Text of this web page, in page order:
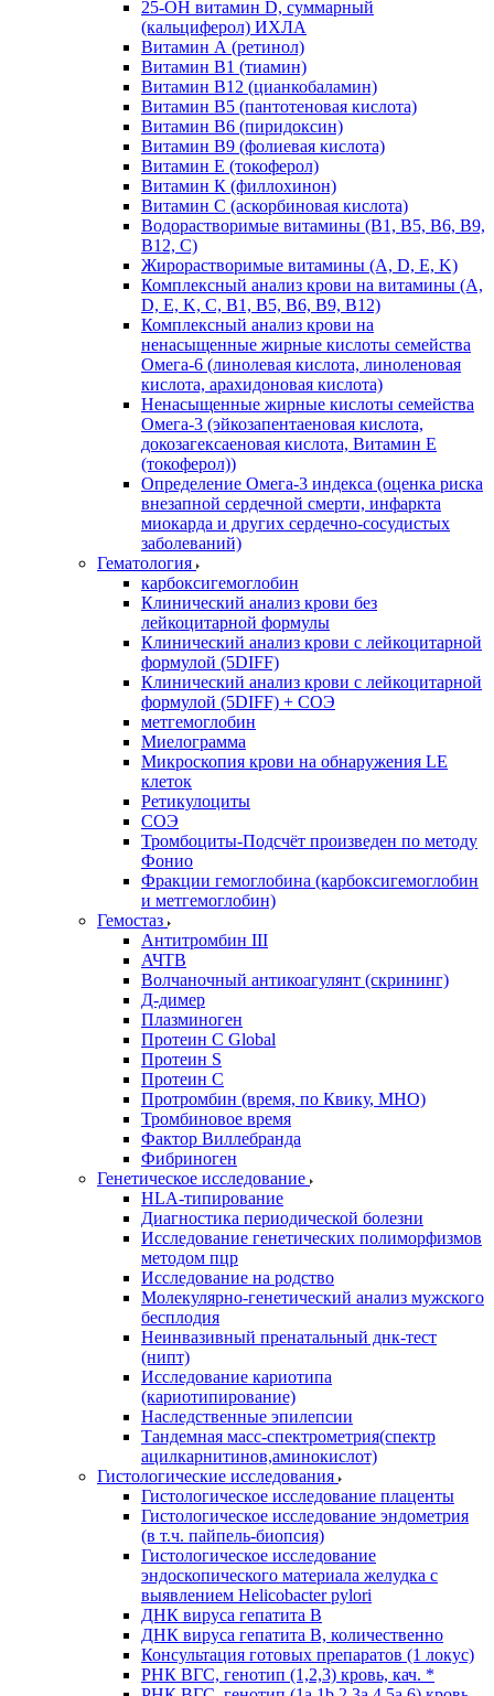
25-OH витамин D, суммарный
(кальциферол) ИХЛА
Витамин А (ретинол)
Витамин В1 (тиамин)
Витамин В12 (цианкобаламин)
Витамин В5 (пантотеновая кислота)
Витамин В6 (пиридоксин)
Витамин В9 (фолиевая кислота)
Витамин Е (токоферол)
Витамин К (филлохинон)
Витамин С (аскорбиновая кислота)
Водорастворимые витамины (B1, B5, B6, В9,
В12, С)
Жирорастворимые витамины (A, D, E, K)
Комплексный анализ крови на витамины (A,
D, E, K, C, B1, B5, B6, В9, B12)
Комплексный анализ крови на
ненасыщенные жирные кислоты семейства
Омега-6 (линолевая кислота, линоленовая
кислота, арахидоновая кислота)
Ненасыщенные жирные кислоты семейства
Омега-3 (эйкозапентаеновая кислота,
докозагексаеновая кислота, Витамин E
(токоферол))
Определение Омега-3 индекса (оценка риска
внезапной сердечной смерти, инфаркта
миокарда и других сердечно-сосудистых
заболеваний)
Гематология
карбоксигемоглобин
Клинический анализ крови без
лейкоцитарной формулы
Клинический анализ крови с лейкоцитарной
формулой (5DIFF)
Клинический анализ крови с лейкоцитарной
формулой (5DIFF) + СОЭ
метгемоглобин
Миелограмма
Микроскопия крови на обнаружения LE
клеток
Ретикулоциты
СОЭ
Тромбоциты-Подсчёт произведен по методу
Фонио
Фракции гемоглобина (карбоксигемоглобин
и метгемоглобин)
Гемостаз
Антитромбин III
АЧТВ
Волчаночный антикоагулянт (скрининг)
Д-димер
Плазминоген
Протеин C Global
Протеин S
Протеин С
Протромбин (время, по Квику, МНО)
Тромбиновое время
Фактор Виллебранда
Фибриноген
Генетическое исследование
HLA-типирование
Диагностика периодической болезни
Исследование генетических полиморфизмов
методом пцр
Исследование на родство
Молекулярно-генетический анализ мужского
бесплодия
Неинвазивный пренатальный днк-тест
(нипт)
Исследование кариотипа
(кариотипирование)
Наследственные эпилепсии
Тандемная масс-спектрометрия(спектр
ацилкарнитинов,аминокислот)
Гистологические исследования
Гистологическое исследование плаценты
Гистологическое исследование эндометрия
(в т.ч. пайпель-биопсия)
Гистологическое исследование
эндоскопического материала желудка с
выявлением Helicobacter pylori
ДНК вируса гепатита B
ДНК вируса гепатита B, количественно
Консультация готовых препаратов (1 локус)
РНК ВГC, генотип (1,2,3) кровь, кач. *